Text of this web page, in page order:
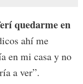
quedarme en
ahí me
en mi casa y no
a ver”.